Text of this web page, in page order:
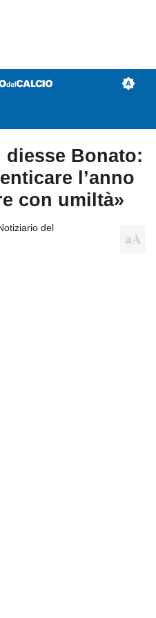
diesse Bonato:
l’anno
con umiltà»
del